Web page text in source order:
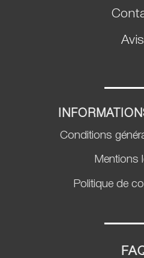
Avis
Conditions
Mentions
Politique de